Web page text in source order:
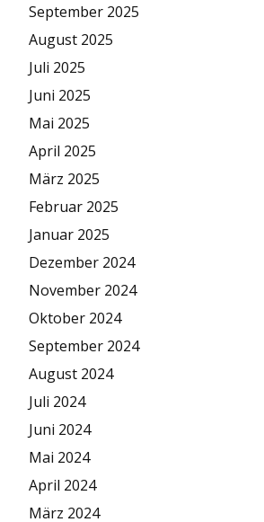
September 2025
August 2025
Juli 2025
Juni 2025
Mai 2025
April 2025
März 2025
Februar 2025
Januar 2025
Dezember 2024
November 2024
Oktober 2024
September 2024
August 2024
Juli 2024
Juni 2024
Mai 2024
April 2024
März 2024